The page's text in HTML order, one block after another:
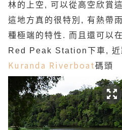
林的上空, 可以從高空欣賞
這地方真的很特別, 有熱帶
種極端的特性. 而且還可以在
Red Peak Station下車, 近
Kuranda Riverboat碼頭